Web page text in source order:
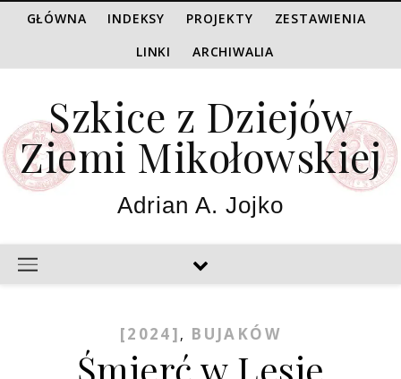
GŁÓWNA INDEKSY PROJEKTY
ZESTAWIENIA
LINKI
ARCHIWALIA
Szkice z Dziejów
Ziemi Mikołowskiej
Adrian A. Jojko
[2024] , BUJAKÓW
Śmierć w Lesie